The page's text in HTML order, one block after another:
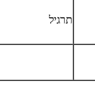
תרגיל